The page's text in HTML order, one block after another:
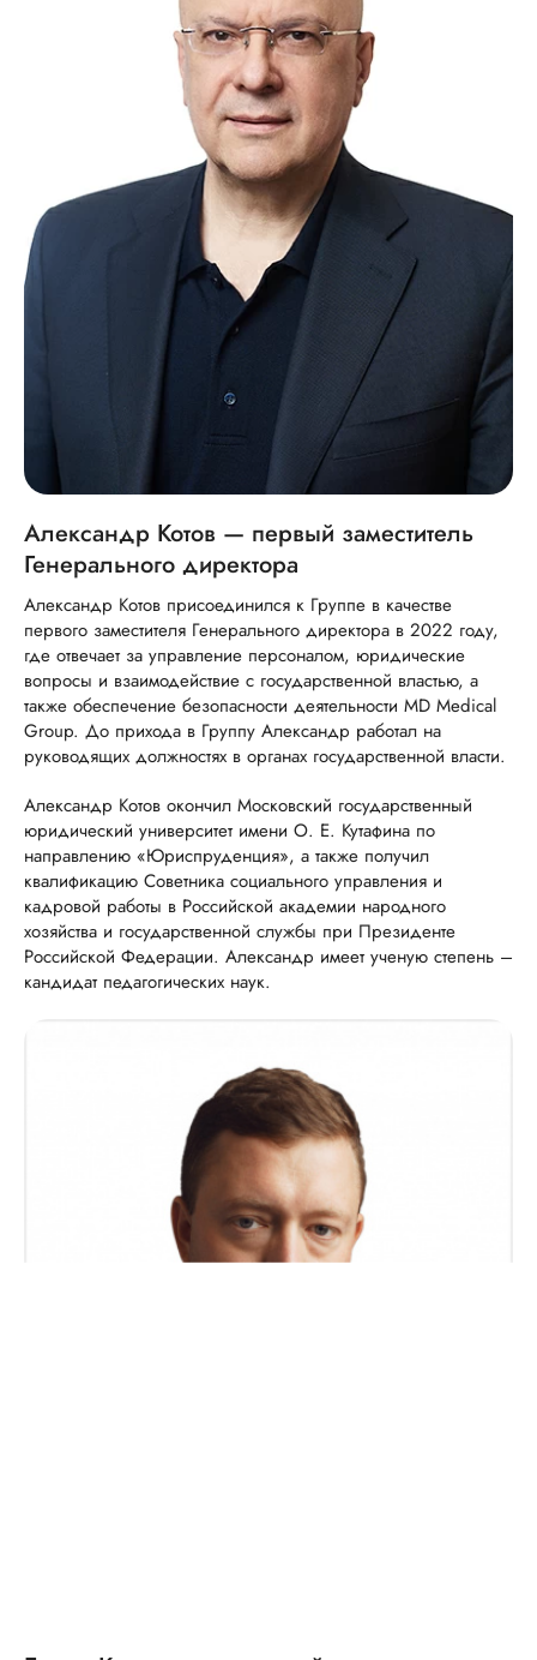
Александр Котов — первый заместитель
Генерального директора
Александр Котов присоединился к Группе в качестве
первого заместителя Генерального директора в 2022 году,
где отвечает за управление персоналом, юридические
вопросы и взаимодействие с государственной властью, а
также обеспечение безопасности деятельности MD Medical
Group. До прихода в Группу Александр работал на
руководящих должностях в органах государственной власти.
Александр Котов окончил Московский государственный
юридический университет имени О. Е. Кутафина по
направлению «Юриспруденция», а также получил
квалификацию Советника социального управления и
кадровой работы в Российской академии народного
хозяйства и государственной службы при Президенте
Российской Федерации. Александр имеет ученую степень –
кандидат педагогических наук.